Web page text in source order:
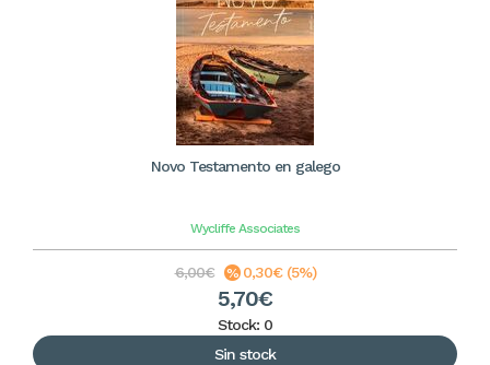
Novo Testamento en galego
Wycliffe Associates
6,00€ 0,30€ (5%)
5,70€
Stock: 0
Sin stock